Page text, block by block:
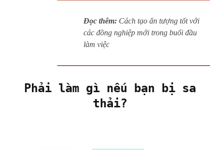
Đọc thêm: Cách tạo ấn tượng tốt với
các đồng nghiệp mới trong buổi đầu
làm việc
Phải làm gì nếu bạn bị sa
thải?